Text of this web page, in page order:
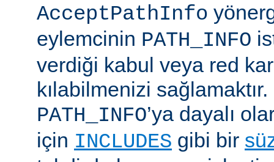
AcceptPathInfo
eylemcinin PATH_INFO
verdiği kabul veya red
kılabilmenizi
PATH_INFO’ya dayalı
için INCLUDES gibi bir